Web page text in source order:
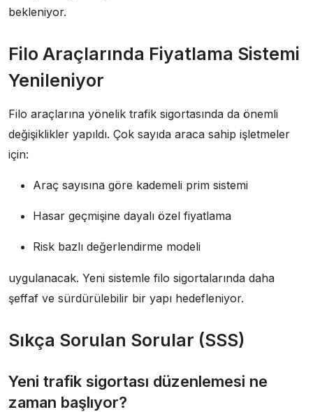
bekleniyor.
Filo Araçlarında Fiyatlama Sistemi
Yenileniyor
Filo araçlarına yönelik trafik sigortasında da önemli
değişiklikler yapıldı. Çok sayıda araca sahip işletmeler
için:
Araç sayısına göre kademeli prim sistemi
Hasar geçmişine dayalı özel fiyatlama
Risk bazlı değerlendirme modeli
uygulanacak. Yeni sistemle filo sigortalarında daha
şeffaf ve sürdürülebilir bir yapı hedefleniyor.
Sıkça Sorulan Sorular (SSS)
Yeni trafik sigortası düzenlemesi ne
zaman başlıyor?